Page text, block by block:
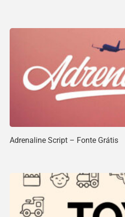
Adrenaline Script – Fonte Grátis